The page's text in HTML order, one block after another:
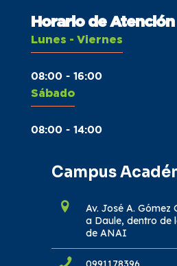
Horario de Atención
Lunes - Viernes
08:00 - 16:00
Sábado
08:00 - 14:00
Campus
Av. José A. Gómez
a Daule, dentro de
de ANAI